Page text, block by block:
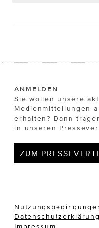
ANMELDEN
Sie wollen unsere
Medienmitteilungen
erhalten? Dann
in unseren
ZUM
Datenschutzerklärung
Impressum